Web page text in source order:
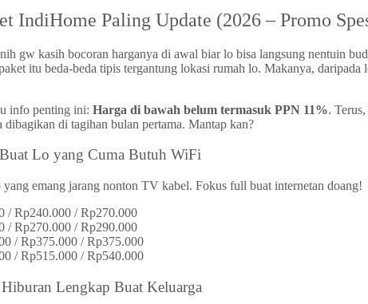
IndiHome Paling Update (2026 – Promo
gw kasih bocoran harganya di awal biar lo bisa langsung nentuin
itu beda-beda tipis tergantung lokasi rumah lo. Makanya,
info penting ini: Harga di bawah belum termasuk PPN 11%.
dibagikan di tagihan bulan pertama. Mantap kan?
Lo yang Cuma Butuh WiFi
emang jarang nonton TV kabel. Fokus full buat internetan doang!
/ Rp240.000 / Rp270.000
/ Rp270.000 / Rp290.000
/ Rp375.000 / Rp375.000
/ Rp515.000 / Rp540.000
Lengkap Buat Keluarga